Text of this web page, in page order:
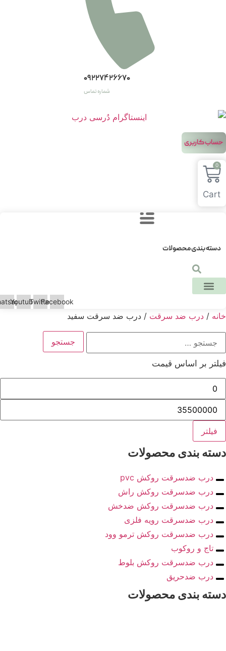
۰۹۲۲۷۴۲۶۶۷۰
شماره تماس
کاربری
بندی محصولات
Facebook
Twitter
Youtube
/درب ضد سرقت/ درب ضد سرقت سفید
بر اساس قیمت
فیلتر
بندی محصولات
درب ضدسرقت روکش pvc
درب ضدسرقت روکش راش
درب ضدسرقت روکش ضدخش
درب ضدسرقت رویه فلزی
درب ضدسرقت روکش ترمو وود
تاج و روکوب
درب ضدسرقت روکش بلوط
درب ضدحریق
بندی محصولات